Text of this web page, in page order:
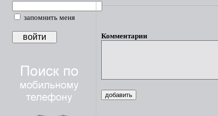
запомнить меня
Комментарии